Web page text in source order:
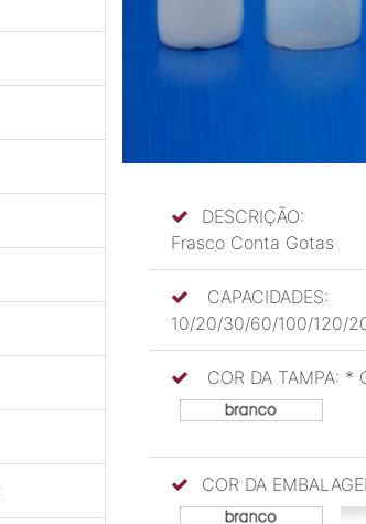
DESCRIÇÃO:
Frasco Conta Gotas
CAPACIDADES:
10/20/30/60/100/120/
COR DA TAMPA:
COR DA